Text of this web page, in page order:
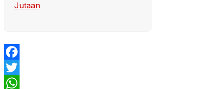
Jutaan
Facebook
Twitter